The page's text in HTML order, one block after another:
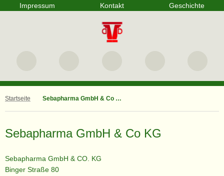
Impressum Kontakt Geschichte
Startseite Sebapharma GmbH & Co KG
Sebapharma GmbH & Co KG
Sebapharma GmbH & CO. KG
Binger Straße 80